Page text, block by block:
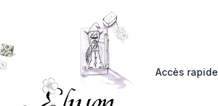
Accès rapide